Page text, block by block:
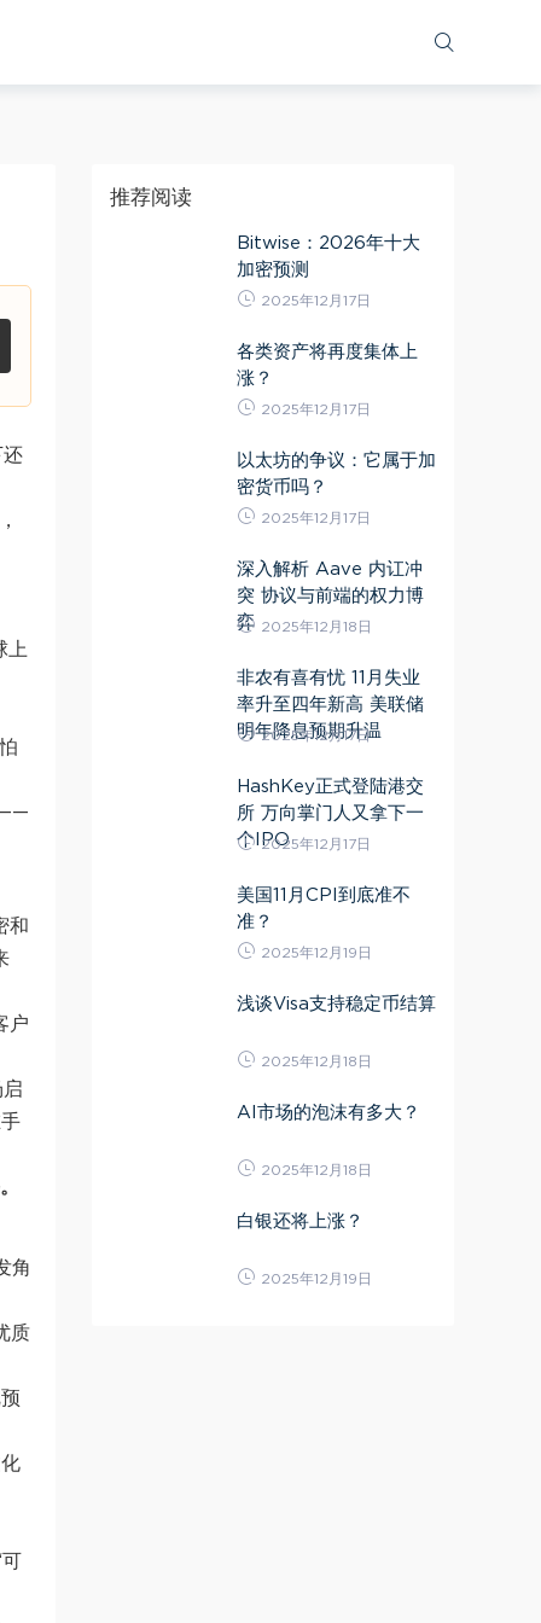
还
上
和
户
角
质
推荐阅读
Bitwise：2026年十大
加密预测
2025年12月17日
各类资产将再度集体上
涨？
2025年12月17日
以太坊的争议：它属于加
密货币吗？
2025年12月17日
深入解析 Aave 内讧冲
突 协议与前端的权力博
弈 2025年12月18日
非农有喜有忧 11月失业
率升至四年新高 美联储
明年降息预期升温
2025年12月17日
HashKey正式登陆港交
所 万向掌门人又拿下一
个IPO
2025年12月17日
美国11月CPI到底准不
准？
2025年12月19日
浅谈Visa支持稳定币结算
2025年12月18日
AI市场的泡沫有多大？
2025年12月18日
白银还将上涨？
2025年12月19日